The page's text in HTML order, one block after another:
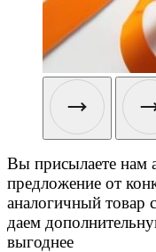
Вы присылаете нам
предложение от
аналогичный товар
даем
выгоднее